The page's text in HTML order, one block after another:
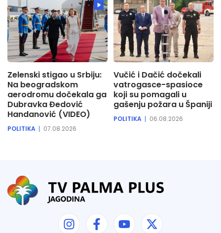
Zelenski stigao u Srbiju:
Na beogradskom
aerodromu dočekala ga
Dubravka Đedović
Handanović (VIDEO)
POLITIKA 07.08.2026
Vučić i Dačić dočekali
vatrogasce-spasioce
koji su pomagali u
gašenju požara u Španiji
POLITIKA 06.08.2026